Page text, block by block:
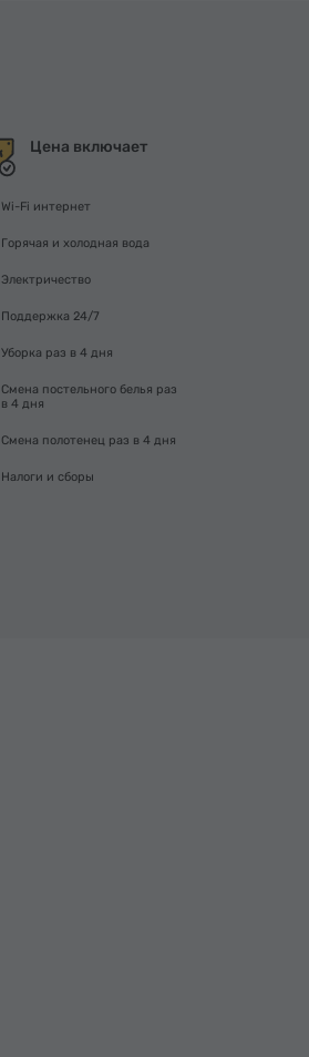
Цена включает
Wi-Fi интернет
Горячая и холодная вода
Электричество
Поддержка 24/7
Уборка раз в 4 дня
Смена постельного белья раз
в 4 дня
Смена полотенец раз в 4 дня
Налоги и сборы